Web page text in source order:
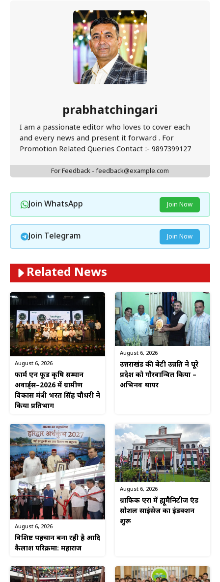
prabhatchingari
I am a passionate editor who loves to cover each
and every news and present it forward . For
Promotion Related Queries Contact :- 9897399127
For Feedback - feedback@example.com
Join WhatsApp Join Now
Join Telegram Join Now
Related News
August 6, 2026
फार्म एन फूड कृषि सम्मान
अवार्ड्स–2026 में ग्रामीण
विकास मंत्री भरत सिंह चौधरी ने
किया प्रतिभाग
August 6, 2026
उत्तराखंड की बेटी उन्नति ने पूरे
प्रदेश को गौरवान्वित किया –
अभिनव थापर
August 6, 2026
विशिष्ट पहचान बना रही है आदि
कैलाश परिक्रमा: महाराज
August 6, 2026
ग्राफिक एरा में ह्यूमैनिटीज एंड
सोशल साइंसेज का इंडक्शन
शुरू